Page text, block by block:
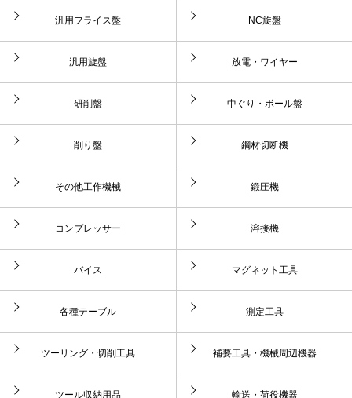
汎用フライス盤 NC旋盤
汎用旋盤 放電・ワイヤー
研削盤 中ぐり・ボール盤
削り盤 鋼材切断機
その他工作機械 鍛圧機
コンプレッサー 溶接機
バイス マグネット工具
各種テーブル 測定工具
ツーリング・切削工具 補要工具・機械周辺機器
ツール収納用品 輸送・荷役機器